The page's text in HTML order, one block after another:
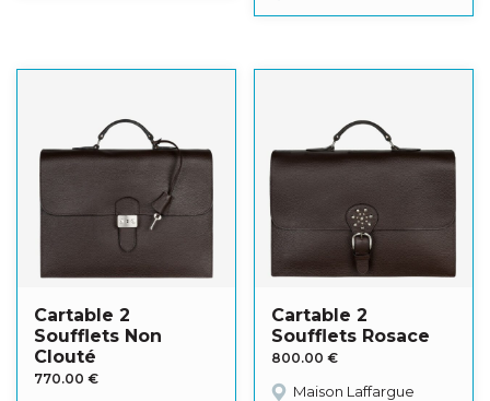
Cartable 2
Soufflets Non
Clouté
770.00 €
Cartable 2
Soufflets Rosace
800.00€
Maison Laffargue